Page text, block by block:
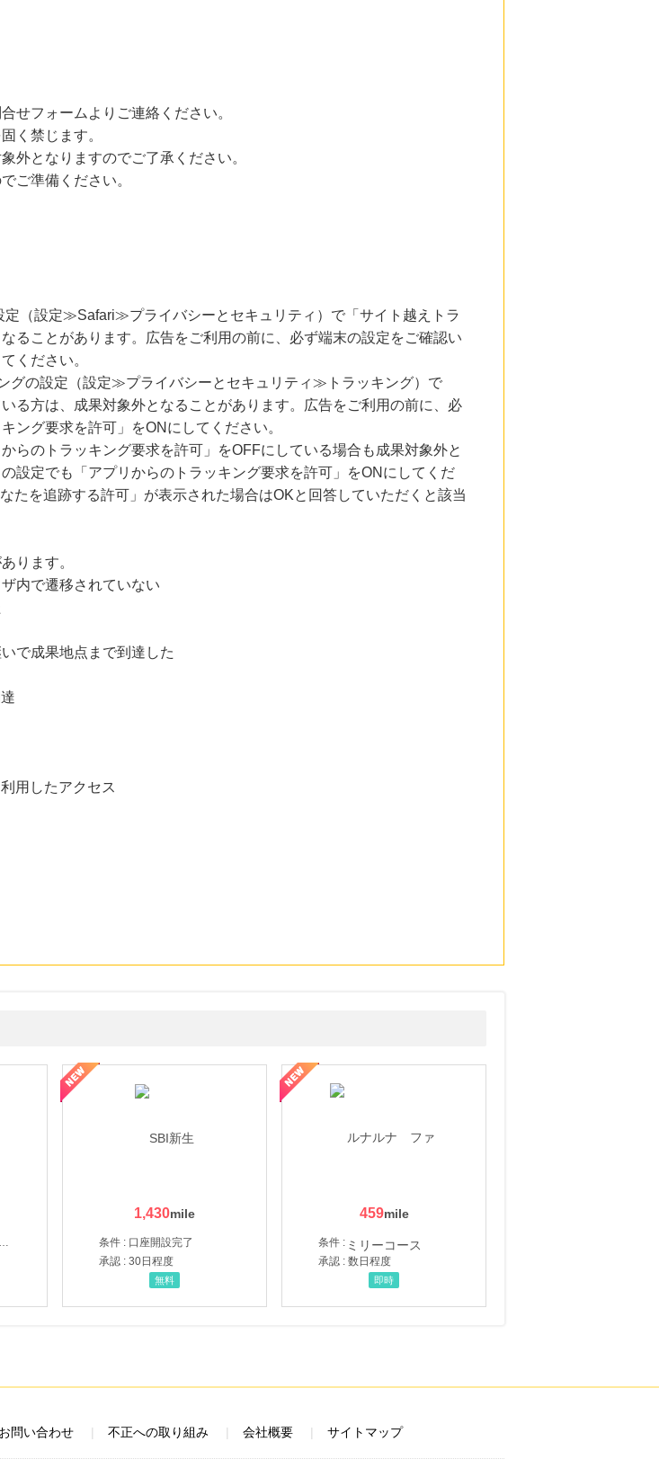
せフォームよりご連絡ください。
く禁じます。
外となりますのでご了承ください。
ご準備ください。
（設定≫Safari≫プライバシーとセキュリティ）で「サイト越えトラ
ることがあります。広告をご利用の前に、必ず端末の設定をご確認い
ください。
グの設定（設定≫プライバシーとセキュリティ≫トラッキング）で
る方は、成果対象外となることがあります。広告をご利用の前に、必
ング要求を許可」をONにしてください。
らのトラッキング要求を許可」をOFFにしている場合も成果対象外と
設定でも「アプリからのトラッキング要求を許可」をONにしてくだ
たを追跡する許可」が表示された場合はOKと回答していただくと該当
ります。
内で遷移されていない
で成果地点まで到達した
用したアクセス
条件 : WEB注文後、商品受け取り+入金確認時点
1,430
条件 : 口座開設完了
承認 : 30日程度
無料
459
条件 :
承認 : 数日程度
即時
問い合わせ 不正への取り組み 会社概要 サイトマップ